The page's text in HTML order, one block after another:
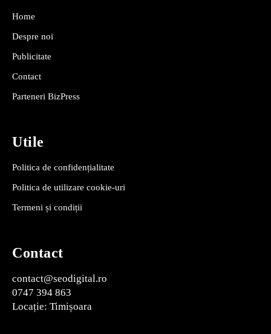
Home
Despre noi
Publicitate
Contact
Parteneri BizPress
Utile
Politica de confidențialitate
Politica de utilizare cookie-uri
Termeni și condiții
Contact
contact@seodigital.ro
0747 394 863
Locație: Timișoara